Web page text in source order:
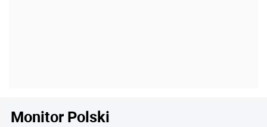
Monitor Polski